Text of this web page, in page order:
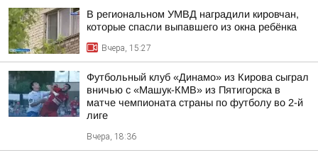
В региональном УМВД наградили кировчан,
которые спасли выпавшего из окна ребёнка
Вчера, 15:27
Футбольный клуб «Динамо» из Кирова сыграл
вничью с «Машук-КМВ» из Пятигорска в
матче чемпионата страны по футболу во 2-й
лиге
Вчера, 18:36